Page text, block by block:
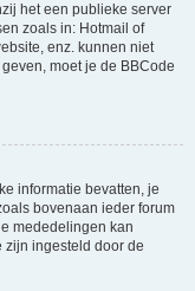
het een publieke server
zoals in: Hotmail of
enz. kunnen niet
moet je de BBCode
informatie bevatten, je
bovenaan ieder forum
mededelingen kan
zijn ingesteld door de